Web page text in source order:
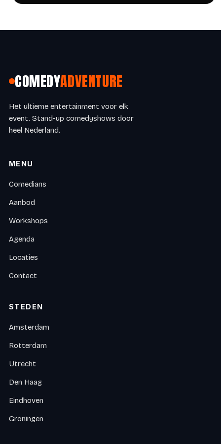
COMEDYADVENTURE
Het ultieme entertainment voor elk
event. Stand-up comedyshows door
heel Nederland.
MENU
Comedians
Aanbod
Workshops
Agenda
Locaties
Contact
STEDEN
Amsterdam
Rotterdam
Utrecht
Den Haag
Eindhoven
Groningen